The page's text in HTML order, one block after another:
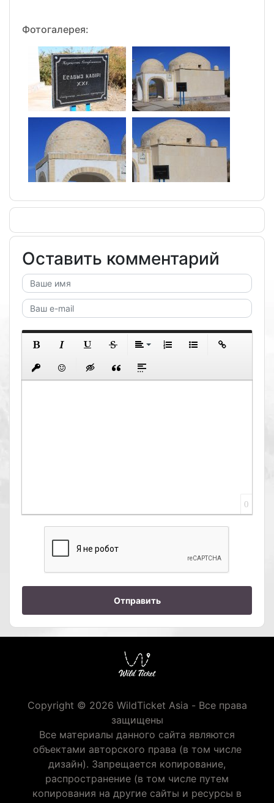
Фотогалерея:
Оставить комментарий
0
Отправить
Copyright © 2026 WildTicket Asia - Все права
защищены
Все материалы данного сайта являются
объектами авторского права (в том числе
дизайн). Запрещается копирование,
распространение (в том числе путем
копирования на другие сайты и ресурсы в